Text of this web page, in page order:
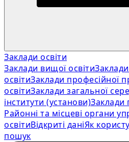
Заклади освіти
Заклади вищої освіти
освітиЗаклади професійної
освітиЗаклади загальної
інститути (установи)Заклади
Районні та місцеві органи
освітиВідкриті даніЯк
пошук